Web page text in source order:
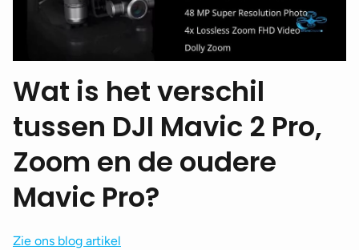
Wat is het verschil
tussen DJI Mavic 2 Pro,
Zoom en de oudere
Mavic Pro?
Zie ons blog artikel